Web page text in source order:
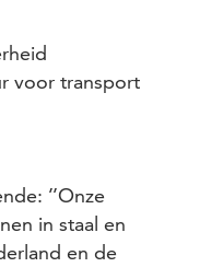
voor transport
’’Onze
in staal en
en de